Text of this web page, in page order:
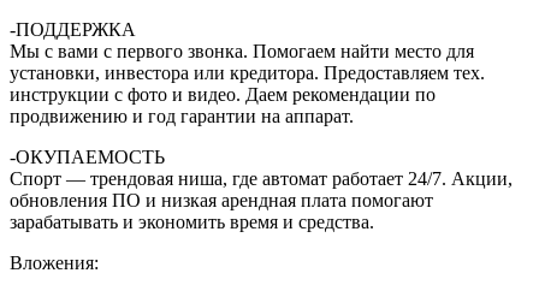
-ПОДДЕРЖКА
Мы с вами с первого звонка. Помогаем найти место для
установки, инвестора или кредитора. Предоставляем тех.
инструкции с фото и видео. Даем рекомендации по
продвижению и год гарантии на аппарат.
-ОКУПАЕМОСТЬ
Спорт — трендовая ниша, где автомат работает 24/7. Акции,
обновления ПО и низкая арендная плата помогают
зарабатывать и экономить время и средства.
Вложения: